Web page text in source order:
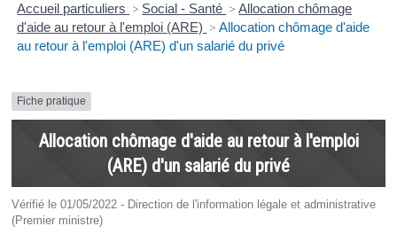
Accueil particuliers > Social - Santé > Allocation chômage
d'aide au retour à l'emploi (ARE) > Allocation chômage d'aide
au retour à l'emploi (ARE) d'un salarié du privé
Fiche pratique
Allocation chômage d'aide au retour à l'emploi
(ARE) d'un salarié du privé
Vérifié le 01/05/2022 - Direction de l'information légale et administrative
(Premier ministre)